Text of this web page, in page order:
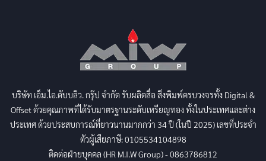
บริษัท เอ็ม.ไอ.ดับบลิว. กรุ๊ป จำกัด รับผลิตสื่อ สิ่งพิมพ์ครบวงจรทั้ง Digital &
Offset ด้วยคุณภาพที่ได้รับมาตรฐานระดับเหรียญทอง ทั้งในประเทศและต่าง
ประเทศ ด้วยประสบการณ์ที่ยาวนานมากกว่า 34 ปี (ในปี 2025) เลขที่ประจำ
ตัวผู้เสียภาษี: 0105534104898
ติดต่อฝ่ายบุคคล (HR M.I.W Group) - 0863786812